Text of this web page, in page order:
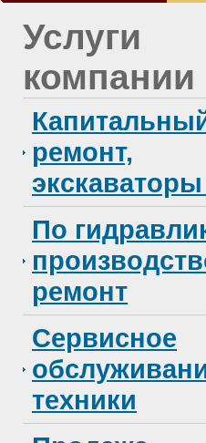
Услуги
компании
ремонт,
По
ремонт
Сервисное
техники